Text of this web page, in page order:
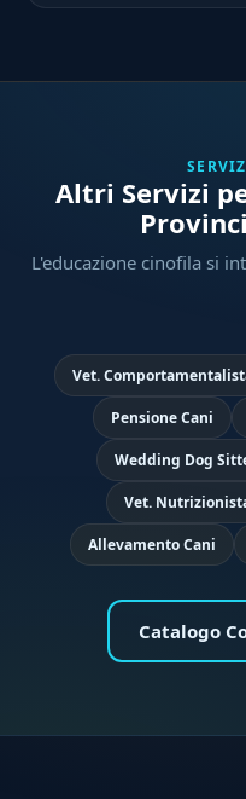
Altri Servizi
L'educazione cinofila si
Vet.
Pensione Cani
Wedding Dog
Vet.
Allevamento Cani
Catalogo